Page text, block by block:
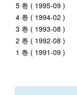
5 巻 ( 1995-09 )
4 巻 ( 1994-02 )
3 巻 ( 1993-08 )
2 巻 ( 1992-08 )
1 巻 ( 1991-09 )